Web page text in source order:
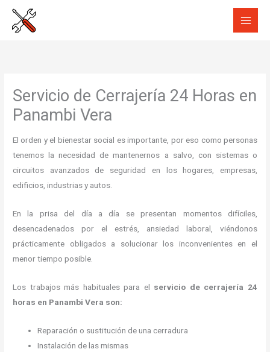
Servicio de Cerrajería 24 Horas en
Panambi Vera
El orden y el bienestar social es importante, por eso como personas
tenemos la necesidad de mantenernos a salvo, con sistemas o
circuitos avanzados de seguridad en los hogares, empresas,
edificios, industrias y autos.
En la prisa del día a día se presentan momentos difíciles,
desencadenados por el estrés, ansiedad laboral, viéndonos
prácticamente obligados a solucionar los inconvenientes en el
menor tiempo posible.
Los trabajos más habituales para el servicio de cerrajería 24
horas en Panambi Vera son:
Reparación o sustitución de una cerradura
Instalación de las mismas